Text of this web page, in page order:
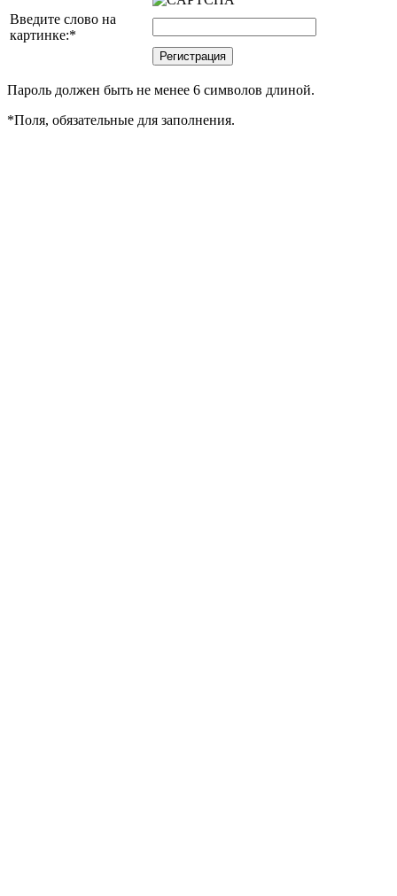
Введите слово на
картинке:*
Пароль должен быть не менее 6 символов длиной.
*Поля, обязательные для заполнения.